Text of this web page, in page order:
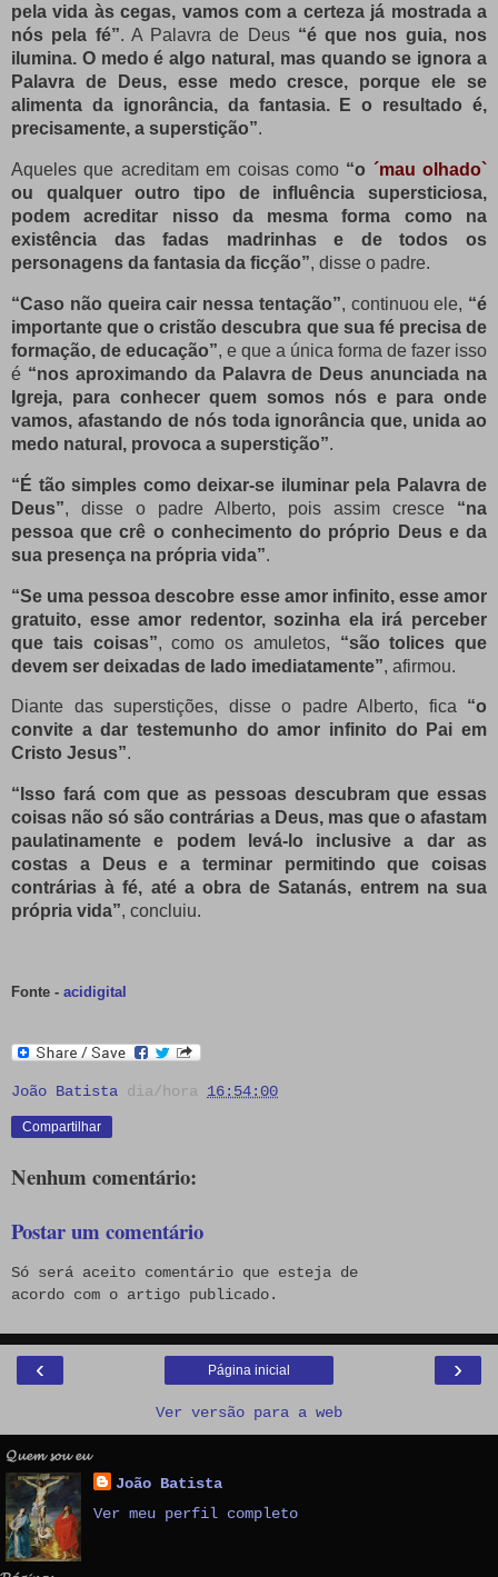
pela vida às cegas, vamos com a certeza já mostrada a
nós pela fé”. A Palavra de Deus “é que nos guia, nos
ilumina. O medo é algo natural, mas quando se ignora a
Palavra de Deus, esse medo cresce, porque ele se
alimenta da ignorância, da fantasia. E o resultado é,
precisamente, a superstição”.
Aqueles que acreditam em coisas como “o ´mau olhado`
ou qualquer outro tipo de influência supersticiosa,
podem acreditar nisso da mesma forma como na
existência das fadas madrinhas e de todos os
personagens da fantasia da ficção”, disse o padre.
“Caso não queira cair nessa tentação”, continuou ele, “é
importante que o cristão descubra que sua fé precisa de
formação, de educação”, e que a única forma de fazer isso
é “nos aproximando da Palavra de Deus anunciada na
Igreja, para conhecer quem somos nós e para onde
vamos, afastando de nós toda ignorância que, unida ao
medo natural, provoca a superstição”.
“É tão simples como deixar-se iluminar pela Palavra de
Deus”, disse o padre Alberto, pois assim cresce “na
pessoa que crê o conhecimento do próprio Deus e da
sua presença na própria vida”.
“Se uma pessoa descobre esse amor infinito, esse amor
gratuito, esse amor redentor, sozinha ela irá perceber
que tais coisas”, como os amuletos, “são tolices que
devem ser deixadas de lado imediatamente”, afirmou.
Diante das superstições, disse o padre Alberto, fica “o
convite a dar testemunho do amor infinito do Pai em
Cristo Jesus”.
“Isso fará com que as pessoas descubram que essas
coisas não só são contrárias a Deus, mas que o afastam
paulatinamente e podem levá-lo inclusive a dar as
costas a Deus e a terminar permitindo que coisas
contrárias à fé, até a obra de Satanás, entrem na sua
própria vida”, concluiu.
Fonte - acidigital
João Batista dia/hora 16:54:00
Compartilhar
Nenhum comentário:
Postar um comentário
Só será aceito comentário que esteja de
acordo com o artigo publicado.
‹ ›
Página inicial
Ver versão para a web
𝓠𝓾𝓮𝓶 𝓼𝓸𝓾 𝓮𝓾
João Batista
Ver meu perfil completo